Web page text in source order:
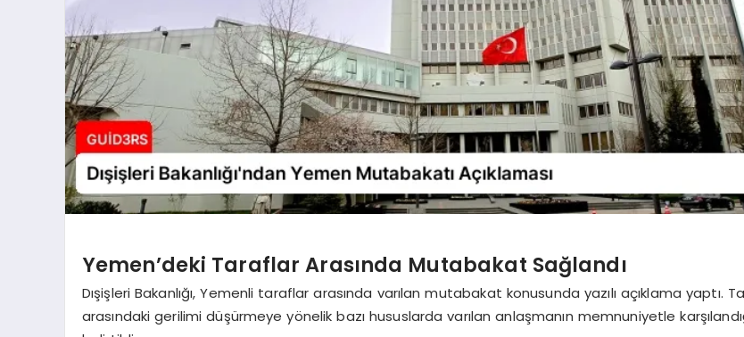
Yemen’deki Taraflar Arasında Mutabakat Sağlandı
Dışişleri Bakanlığı, Yemenli taraflar arasında varılan mutabakat konusunda yazılı açıklama yaptı.
arasındaki gerilimi düşürmeye yönelik bazı hususlarda varılan anlaşmanın memnuniyetle